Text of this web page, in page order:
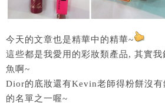
今天的文章也是精華中的精華~
這些都是我愛用的彩妝類產品, 其實我
魚啊~
Dior的底妝還有Kevin老師得粉餅沒
的名單之一喔~